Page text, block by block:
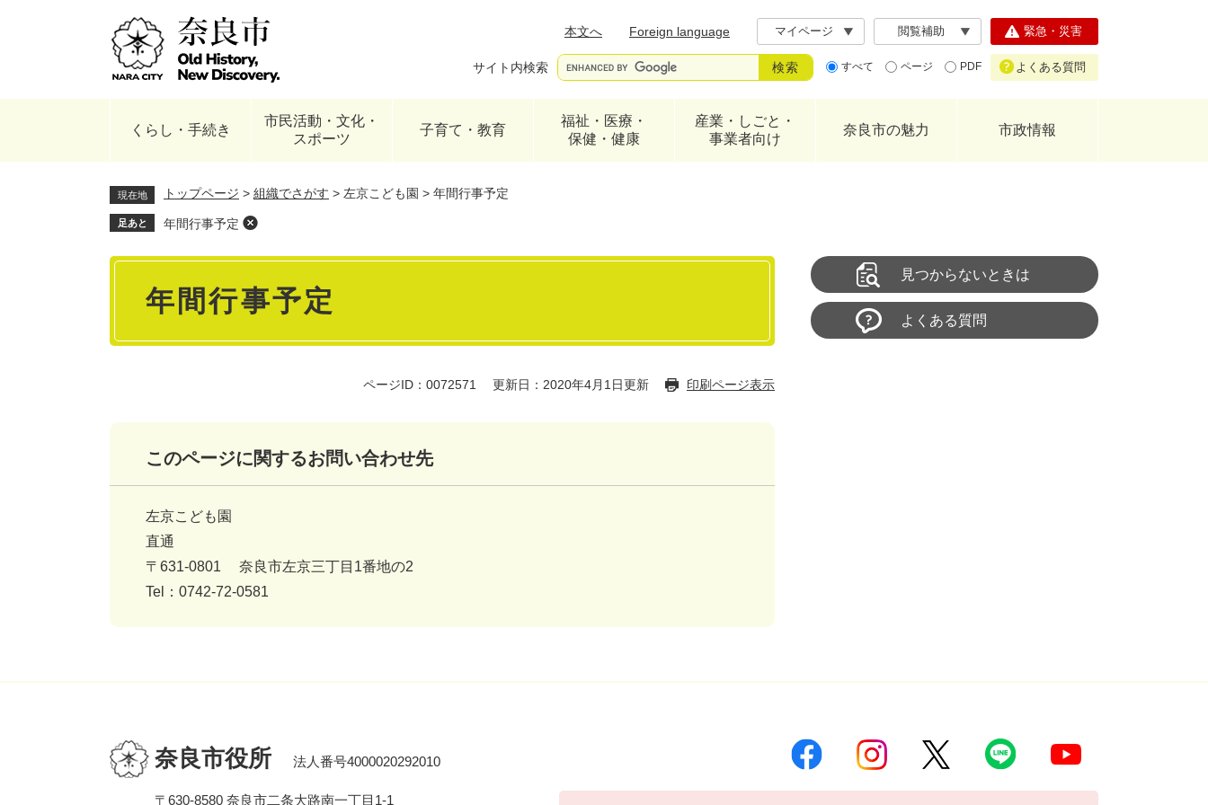
本文へ
Foreign language マイページ 閲覧補助
サイト内検索 すべて ページ PDF
緊急・災害
よくある質問
くらし・手続き
市民活動・文化・
スポーツ
子育て・教育
福祉・医療・
保健・健康
産業・しごと・
事業者向け
奈良市の魅力 市政情報
現在地 トップページ > 組織でさがす > 左京こども園 > 年間行事予定
足あと 年間行事予定
本
年間行事予定
ページID：0072571 更新日：2020年4月1日更新 印刷ページ表示
このページに関するお問い合わせ先
左京こども園
直通
〒631-0801
奈良市左京三丁目1番地の2
Tel：0742-72-0581
見つからないときは
よくある質問
奈良市役所 法人番号4000020292010
〒630-8580 奈良市二条大路南一丁目1-1